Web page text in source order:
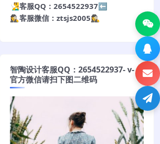
🧏‍♂️客服QQ：2654522937⬅️
🕵️‍♀️客服微信：ztsjs2005🕵️‍♀️
智陶设计客服QQ：2654522937- v-
官方微信请扫下图二维码